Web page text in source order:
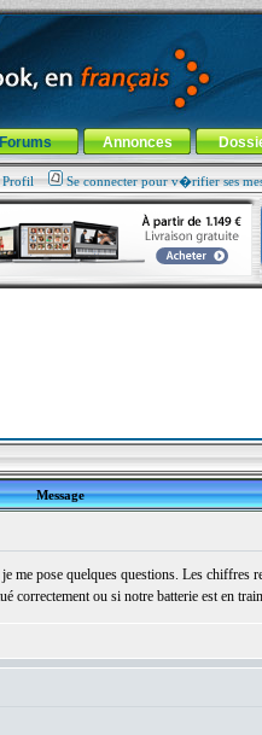
Annonces
Profil Se connecter pour v�rifier ses
Message
pose quelques questions. Les chiffres
correctement ou si notre batterie est en